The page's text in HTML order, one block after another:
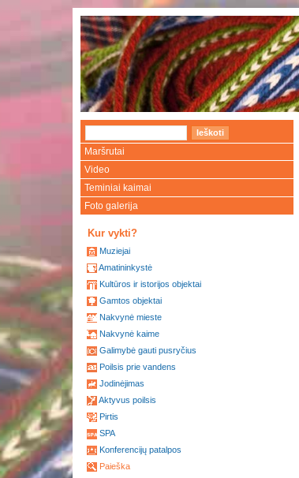
Maršrutai
Video
Teminiai kaimai
Foto galerija
Kur vykti?
Muziejai
Amatininkystė
Kultūros ir istorijos objektai
Gamtos objektai
Nakvynė mieste
Nakvynė kaime
Galimybė gauti pusryčius
Poilsis prie vandens
Jodinėjimas
Aktyvus poilsis
Pirtis
SPA
Konferencijų patalpos
Paieška